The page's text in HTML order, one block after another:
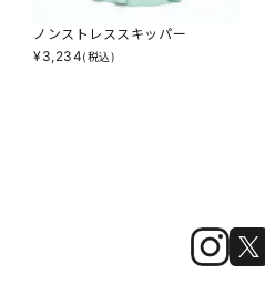
ノンストレススキッパー
¥3,234(税込)